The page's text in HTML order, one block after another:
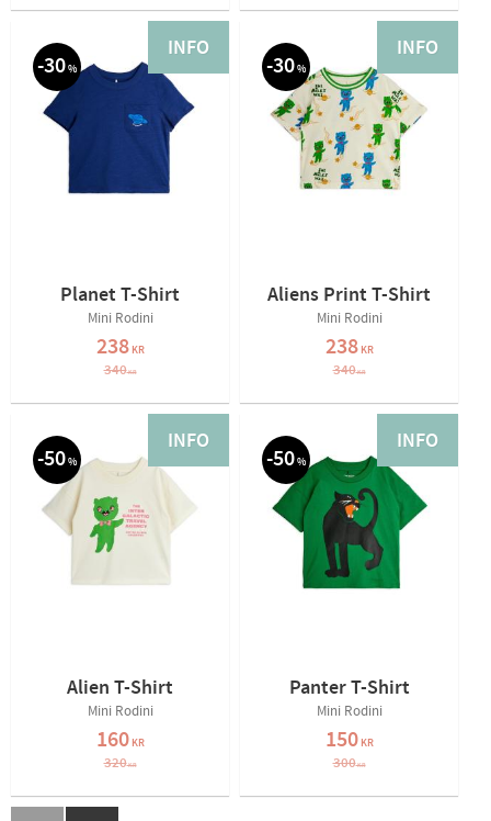
Planet T-Shirt
Mini Rodini
238KR
340KR
30%
INFO
Aliens Print T-Shirt
Mini Rodini
238KR
340KR
30%
INFO
Alien T-Shirt
Mini Rodini
160KR
320KR
50%
INFO
Panter T-Shirt
Mini Rodini
150KR
300KR
50%
INFO